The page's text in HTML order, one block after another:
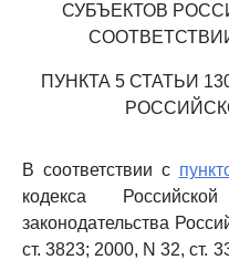
СУБЪЕКТОВ
ПУНКТА 5 СТАТЬИ
В соответствии с
кодекса
законодательства
ст. 3823; 2000, N 32, ст.